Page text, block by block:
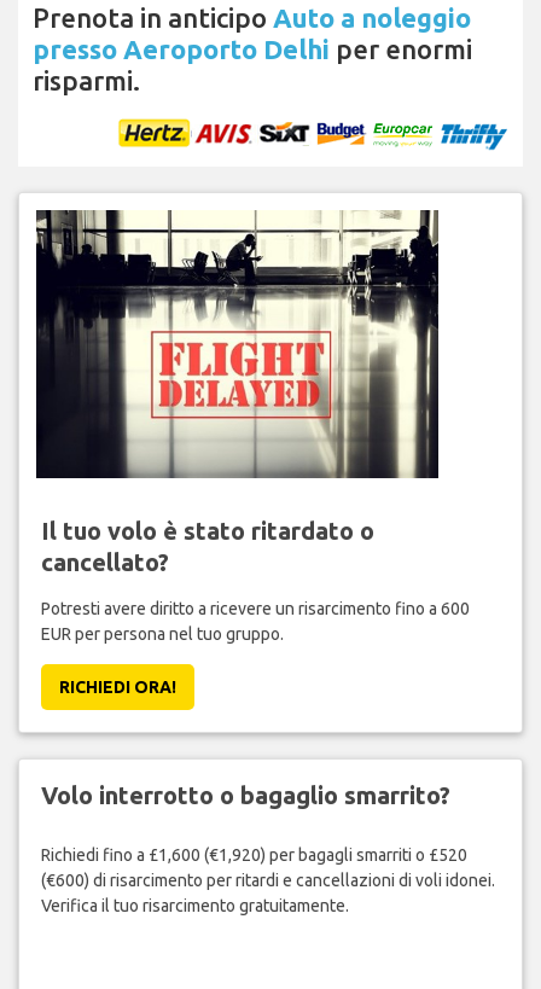
Prenota in anticipo Auto a noleggio
presso Aeroporto Delhi per enormi
risparmi.
Il tuo volo è stato ritardato o
cancellato?
Potresti avere diritto a ricevere un risarcimento fino a 600
EUR per persona nel tuo gruppo.
RICHIEDI ORA!
Volo interrotto o bagaglio smarrito?
Richiedi fino a £1,600 (€1,920) per bagagli smarriti o £520
(€600) di risarcimento per ritardi e cancellazioni di voli idonei.
Verifica il tuo risarcimento gratuitamente.